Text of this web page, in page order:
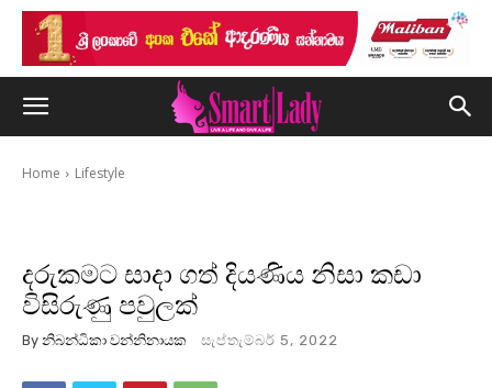
Home Lifestyle
දරුකමට සාදා ගත් දියණිය නිසා කඩා
විසිරුණු පවුලක්
By නිබන්ධිකා වන්නිනායක සැප්තැම්බර් 5, 2022